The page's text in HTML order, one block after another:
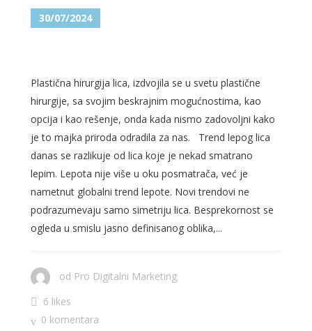
30/07/2024
Plastična hirurgija lica, izdvojila se u svetu plastične
hirurgije, sa svojim beskrajnim mogućnostima, kao
opcija i kao rešenje, onda kada nismo zadovoljni kako
je to majka priroda odradila za nas. Trend lepog lica
danas se razlikuje od lica koje je nekad smatrano
lepim. Lepota nije više u oku posmatrača, već je
nametnut globalni trend lepote. Novi trendovi ne
podrazumevaju samo simetriju lica. Besprekornost se
ogleda u smislu jasno definisanog oblika,...
od Pro Digitalni Marketing
6 likes
0 komentara